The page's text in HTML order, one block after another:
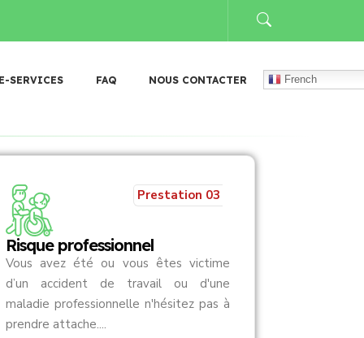
E-SERVICES FAQ NOUS CONTACTER French
Prestation 03
Risque professionnel
Vous avez été ou vous êtes victime
d’un accident de travail ou d'une
maladie professionnelle n'hésitez pas à
prendre attache....